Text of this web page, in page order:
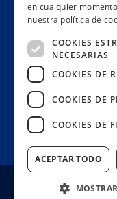
Fundación
en cualquier
nuestra política de
COOKIES
NECESARIAS
COOKIES DE
COOKIES DE
COOKIES DE
ACEPTAR TODO